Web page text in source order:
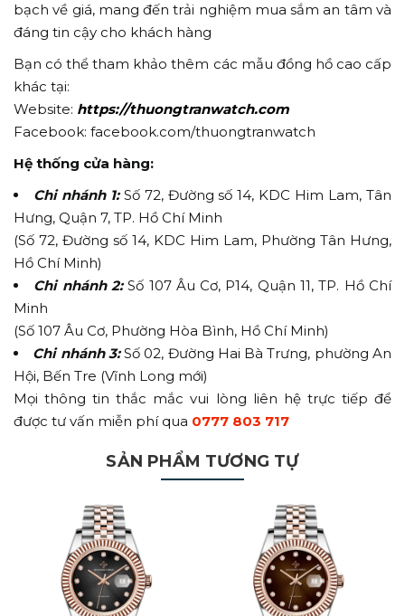
bạch về giá, mang đến trải nghiệm mua sắm an tâm và
đáng tin cậy cho khách hàng
Bạn có thể tham khảo thêm các mẫu đồng hồ cao cấp
khác tại:
Website: https://thuongtranwatch.com
Facebook: facebook.com/thuongtranwatch
Hệ thống cửa hàng:
Chi nhánh 1:Số 72, Đường số 14, KDC Him Lam, Tân
Hưng, Quận 7, TP. Hồ Chí Minh
(Số 72, Đường số 14, KDC Him Lam, Phường Tân Hưng,
Hồ Chí Minh)
Chi nhánh 2:Số 107 Âu Cơ, P14, Quận 11, TP. Hồ Chí
Minh
(Số 107 Âu Cơ, Phường Hòa Bình, Hồ Chí Minh)
Chi nhánh 3:Số 02, Đường Hai Bà Trưng, phường An
Hội, Bến Tre (Vĩnh Long mới)
Mọi thông tin thắc mắc vui lòng liên hệ trực tiếp để
được tư vấn miễn phí qua 0777 803 717
SẢN PHẨM TƯƠNG TỰ